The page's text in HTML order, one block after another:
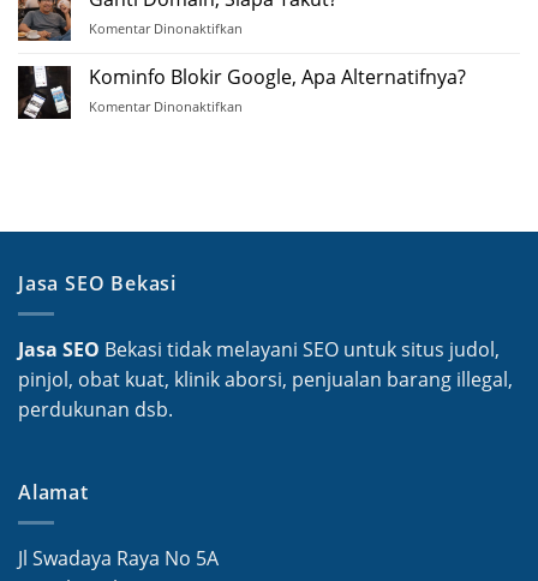
Tanya
Map
Komentar Dinonaktifkan
Domain,
Siapa
Kominfo Blokir Google, Apa Alternatifnya?
Komentar Dinonaktifkan
Jasa SEO Bekasi
Jasa SEO Bekasi tidak melayani SEO untuk situs judol,
pinjol, obat kuat, klinik aborsi, penjualan barang illegal,
perdukunan dsb.
Alamat
Jl Swadaya Raya No 5A